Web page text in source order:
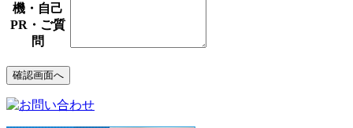
機・自己
PR・ご質
問